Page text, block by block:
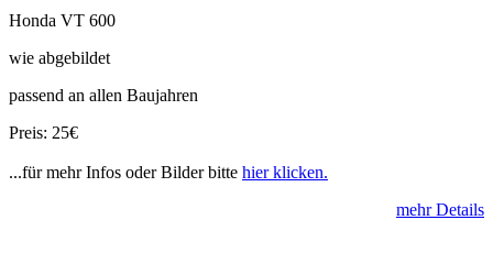
Honda VT 600
wie abgebildet
passend an allen Baujahren
Preis: 25€
...für mehr Infos oder Bilder bitte hier klicken.
mehr Details